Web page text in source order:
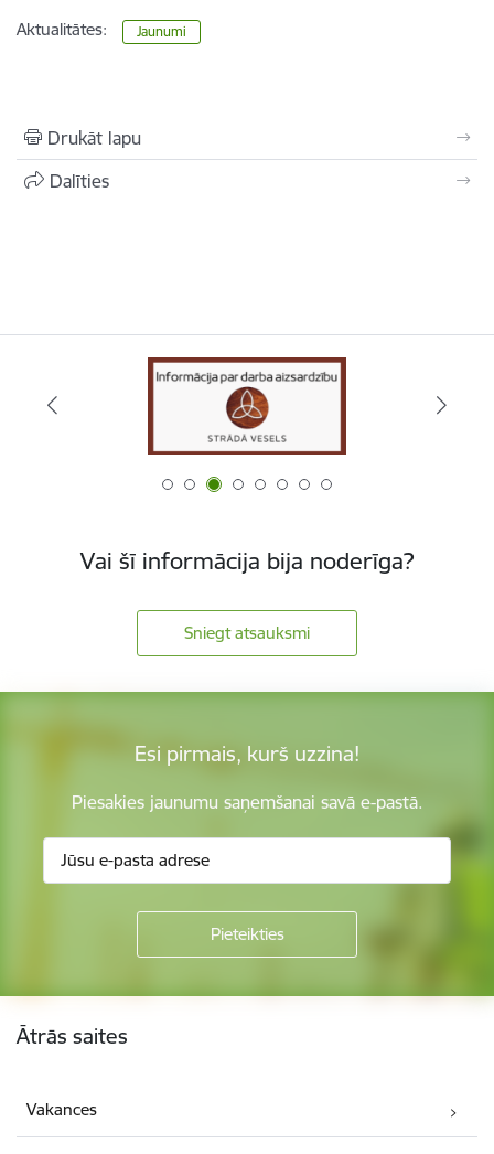
Aktualitātes: Jaunumi
Drukāt lapu
Dalīties
Vai šī informācija bija noderīga?
Sniegt atsauksmi
Esi pirmais, kurš uzzina!
Piesakies jaunumu saņemšanai savā e-pastā.
Kājene
Ātrās saites
Vakances